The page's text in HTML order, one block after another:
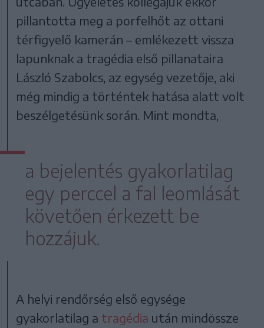
pillantotta meg a porfelhőt az ottani
térfigyelő kamerán – emlékezett vissza
lapunknak a tragédia első pillanataira
László Szabolcs, az egység vezetője, aki
még mindig a történtek hatása alatt volt
beszélgetésünk során. Mint mondta,
a bejelentés gyakorlatilag
egy perccel a fal leomlását
követően érkezett be
hozzájuk.
A helyi rendőrség első egysége
gyakorlatilag a tragédia után mindössze